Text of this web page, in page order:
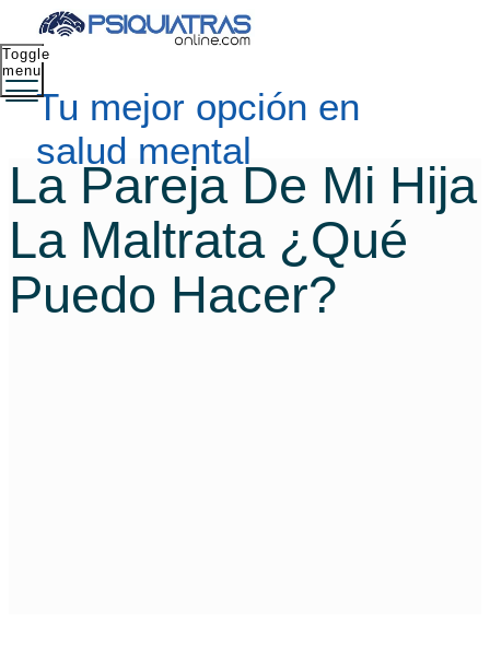
Tu mejor opción en
salud mental
Toggle
menu
La Pareja De Mi Hija
La Maltrata ¿qué
Puedo Hacer?